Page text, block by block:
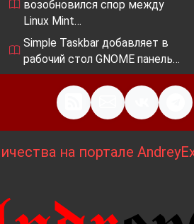
возобновился спор между
Linux Mint…
Simple Taskbar добавляет в
рабочий стол GNOME панель…
на портале